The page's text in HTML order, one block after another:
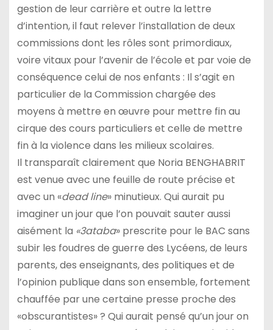
gestion de leur carrière et outre la lettre
d’intention, il faut relever l’installation de deux
commissions dont les rôles sont primordiaux,
voire vitaux pour l’avenir de l’école et par voie de
conséquence celui de nos enfants : Il s’agit en
particulier de la Commission chargée des
moyens à mettre en œuvre pour mettre fin au
cirque des cours particuliers et celle de mettre
fin à la violence dans les milieux scolaires.
Il transparaît clairement que Noria BENGHABRIT
est venue avec une feuille de route précise et
avec un «dead line» minutieux. Qui aurait pu
imaginer un jour que l’on pouvait sauter aussi
aisément la «3ataba» prescrite pour le BAC sans
subir les foudres de guerre des Lycéens, de leurs
parents, des enseignants, des politiques et de
l’opinion publique dans son ensemble, fortement
chauffée par une certaine presse proche des
«obscurantistes» ? Qui aurait pensé qu’un jour on